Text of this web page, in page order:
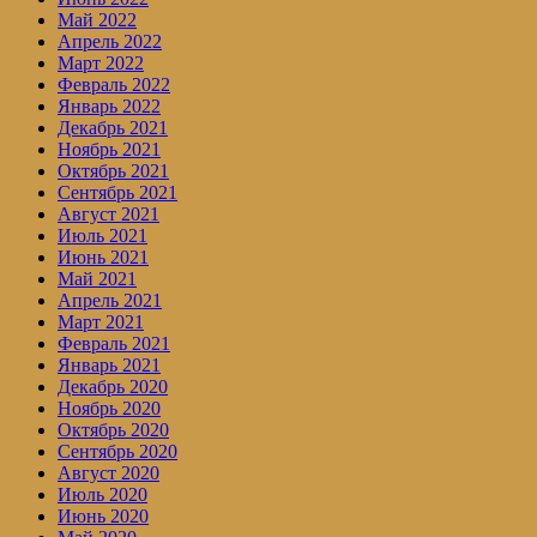
Май 2022
Апрель 2022
Март 2022
Февраль 2022
Январь 2022
Декабрь 2021
Ноябрь 2021
Октябрь 2021
Сентябрь 2021
Август 2021
Июль 2021
Июнь 2021
Май 2021
Апрель 2021
Март 2021
Февраль 2021
Январь 2021
Декабрь 2020
Ноябрь 2020
Октябрь 2020
Сентябрь 2020
Август 2020
Июль 2020
Июнь 2020